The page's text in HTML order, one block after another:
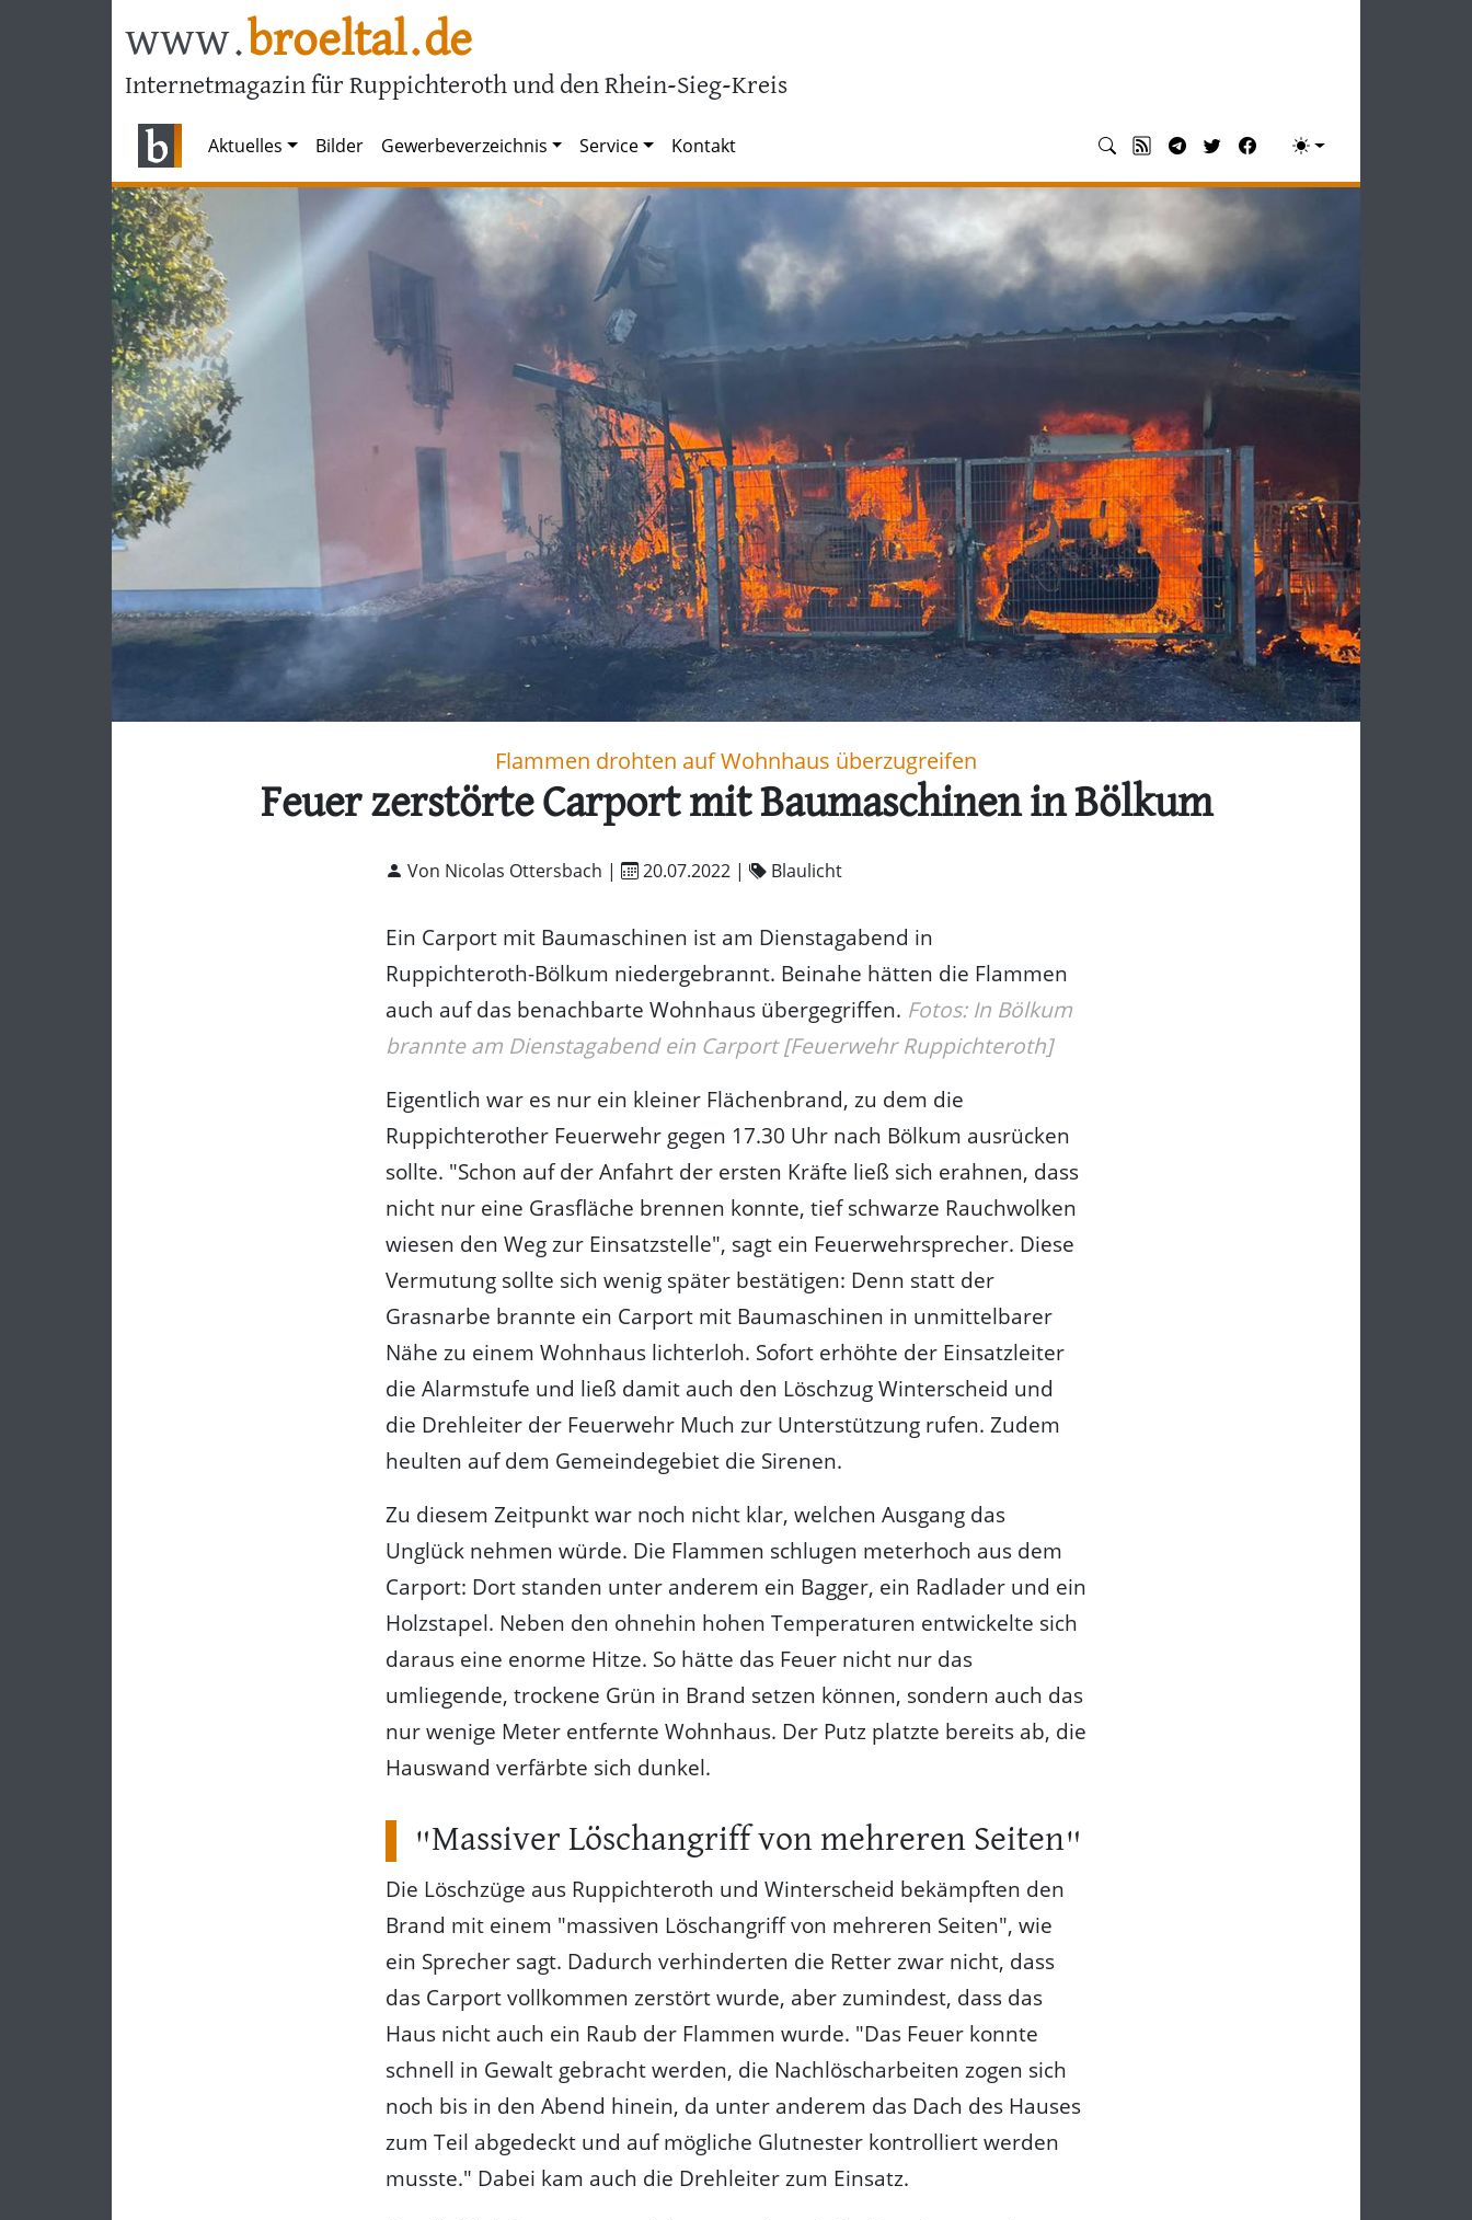
www.broeltal.de
Internetmagazin für Ruppichteroth und den Rhein-Sieg-Kreis
Aktuelles Bilder Gewerbeverzeichnis Service Kontakt
Flammen drohten auf Wohnhaus überzugreifen
Feuer zerstörte Carport mit Baumaschinen in Bölkum
Von Nicolas Ottersbach | 20.07.2022 | Blaulicht
Ein Carport mit Baumaschinen ist am Dienstagabend in
Ruppichteroth-Bölkum niedergebrannt. Beinahe hätten die Flammen
auch auf das benachbarte Wohnhaus übergegriffen. Fotos: In Bölkum
brannte am Dienstagabend ein Carport [Feuerwehr Ruppichteroth]
Eigentlich war es nur ein kleiner Flächenbrand, zu dem die
Ruppichterother Feuerwehr gegen 17.30 Uhr nach Bölkum ausrücken
sollte. "Schon auf der Anfahrt der ersten Kräfte ließ sich erahnen, dass
nicht nur eine Grasfläche brennen konnte, tief schwarze Rauchwolken
wiesen den Weg zur Einsatzstelle", sagt ein Feuerwehrsprecher. Diese
Vermutung sollte sich wenig später bestätigen: Denn statt der
Grasnarbe brannte ein Carport mit Baumaschinen in unmittelbarer
Nähe zu einem Wohnhaus lichterloh. Sofort erhöhte der Einsatzleiter
die Alarmstufe und ließ damit auch den Löschzug Winterscheid und
die Drehleiter der Feuerwehr Much zur Unterstützung rufen. Zudem
heulten auf dem Gemeindegebiet die Sirenen.
Zu diesem Zeitpunkt war noch nicht klar, welchen Ausgang das
Unglück nehmen würde. Die Flammen schlugen meterhoch aus dem
Carport: Dort standen unter anderem ein Bagger, ein Radlader und ein
Holzstapel. Neben den ohnehin hohen Temperaturen entwickelte sich
daraus eine enorme Hitze. So hätte das Feuer nicht nur das
umliegende, trockene Grün in Brand setzen können, sondern auch das
nur wenige Meter entfernte Wohnhaus. Der Putz platzte bereits ab, die
Hauswand verfärbte sich dunkel.
"Massiver Löschangriff von mehreren Seiten"
Die Löschzüge aus Ruppichteroth und Winterscheid bekämpften den
Brand mit einem "massiven Löschangriff von mehreren Seiten", wie
ein Sprecher sagt. Dadurch verhinderten die Retter zwar nicht, dass
das Carport vollkommen zerstört wurde, aber zumindest, dass das
Haus nicht auch ein Raub der Flammen wurde. "Das Feuer konnte
schnell in Gewalt gebracht werden, die Nachlöscharbeiten zogen sich
noch bis in den Abend hinein, da unter anderem das Dach des Hauses
zum Teil abgedeckt und auf mögliche Glutnester kontrolliert werden
musste." Dabei kam auch die Drehleiter zum Einsatz.